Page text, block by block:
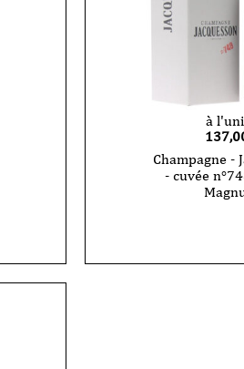
à
Champagne -
- cuvée